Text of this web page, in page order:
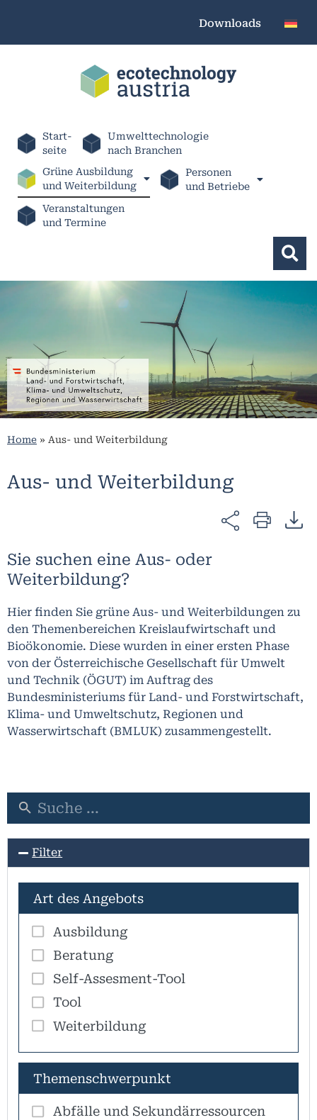
Downloads
Start-
seite
Umwelttechnologie
nach Branchen
Grüne Ausbildung
und Weiterbildung
Personen
und Betriebe
Veranstaltungen
und Termine
Home » Aus- und Weiterbildung
Aus- und Weiterbildung
Sie suchen eine Aus- oder
Weiterbildung?
Hier finden Sie grüne Aus- und Weiterbildungen zu
den Themenbereichen Kreislaufwirtschaft und
Bioökonomie. Diese wurden in einer ersten Phase
von der Österreichische Gesellschaft für Umwelt
und Technik (ÖGUT) im Auftrag des
Bundesministeriums für Land- und Forstwirtschaft,
Klima- und Umweltschutz, Regionen und
Wasserwirtschaft (BMLUK) zusammengestellt.
Filter
Art des Angebots
Ausbildung
Beratung
Self-Assesment-Tool
Tool
Weiterbildung
Themenschwerpunkt
Abfälle und Sekundärressourcen